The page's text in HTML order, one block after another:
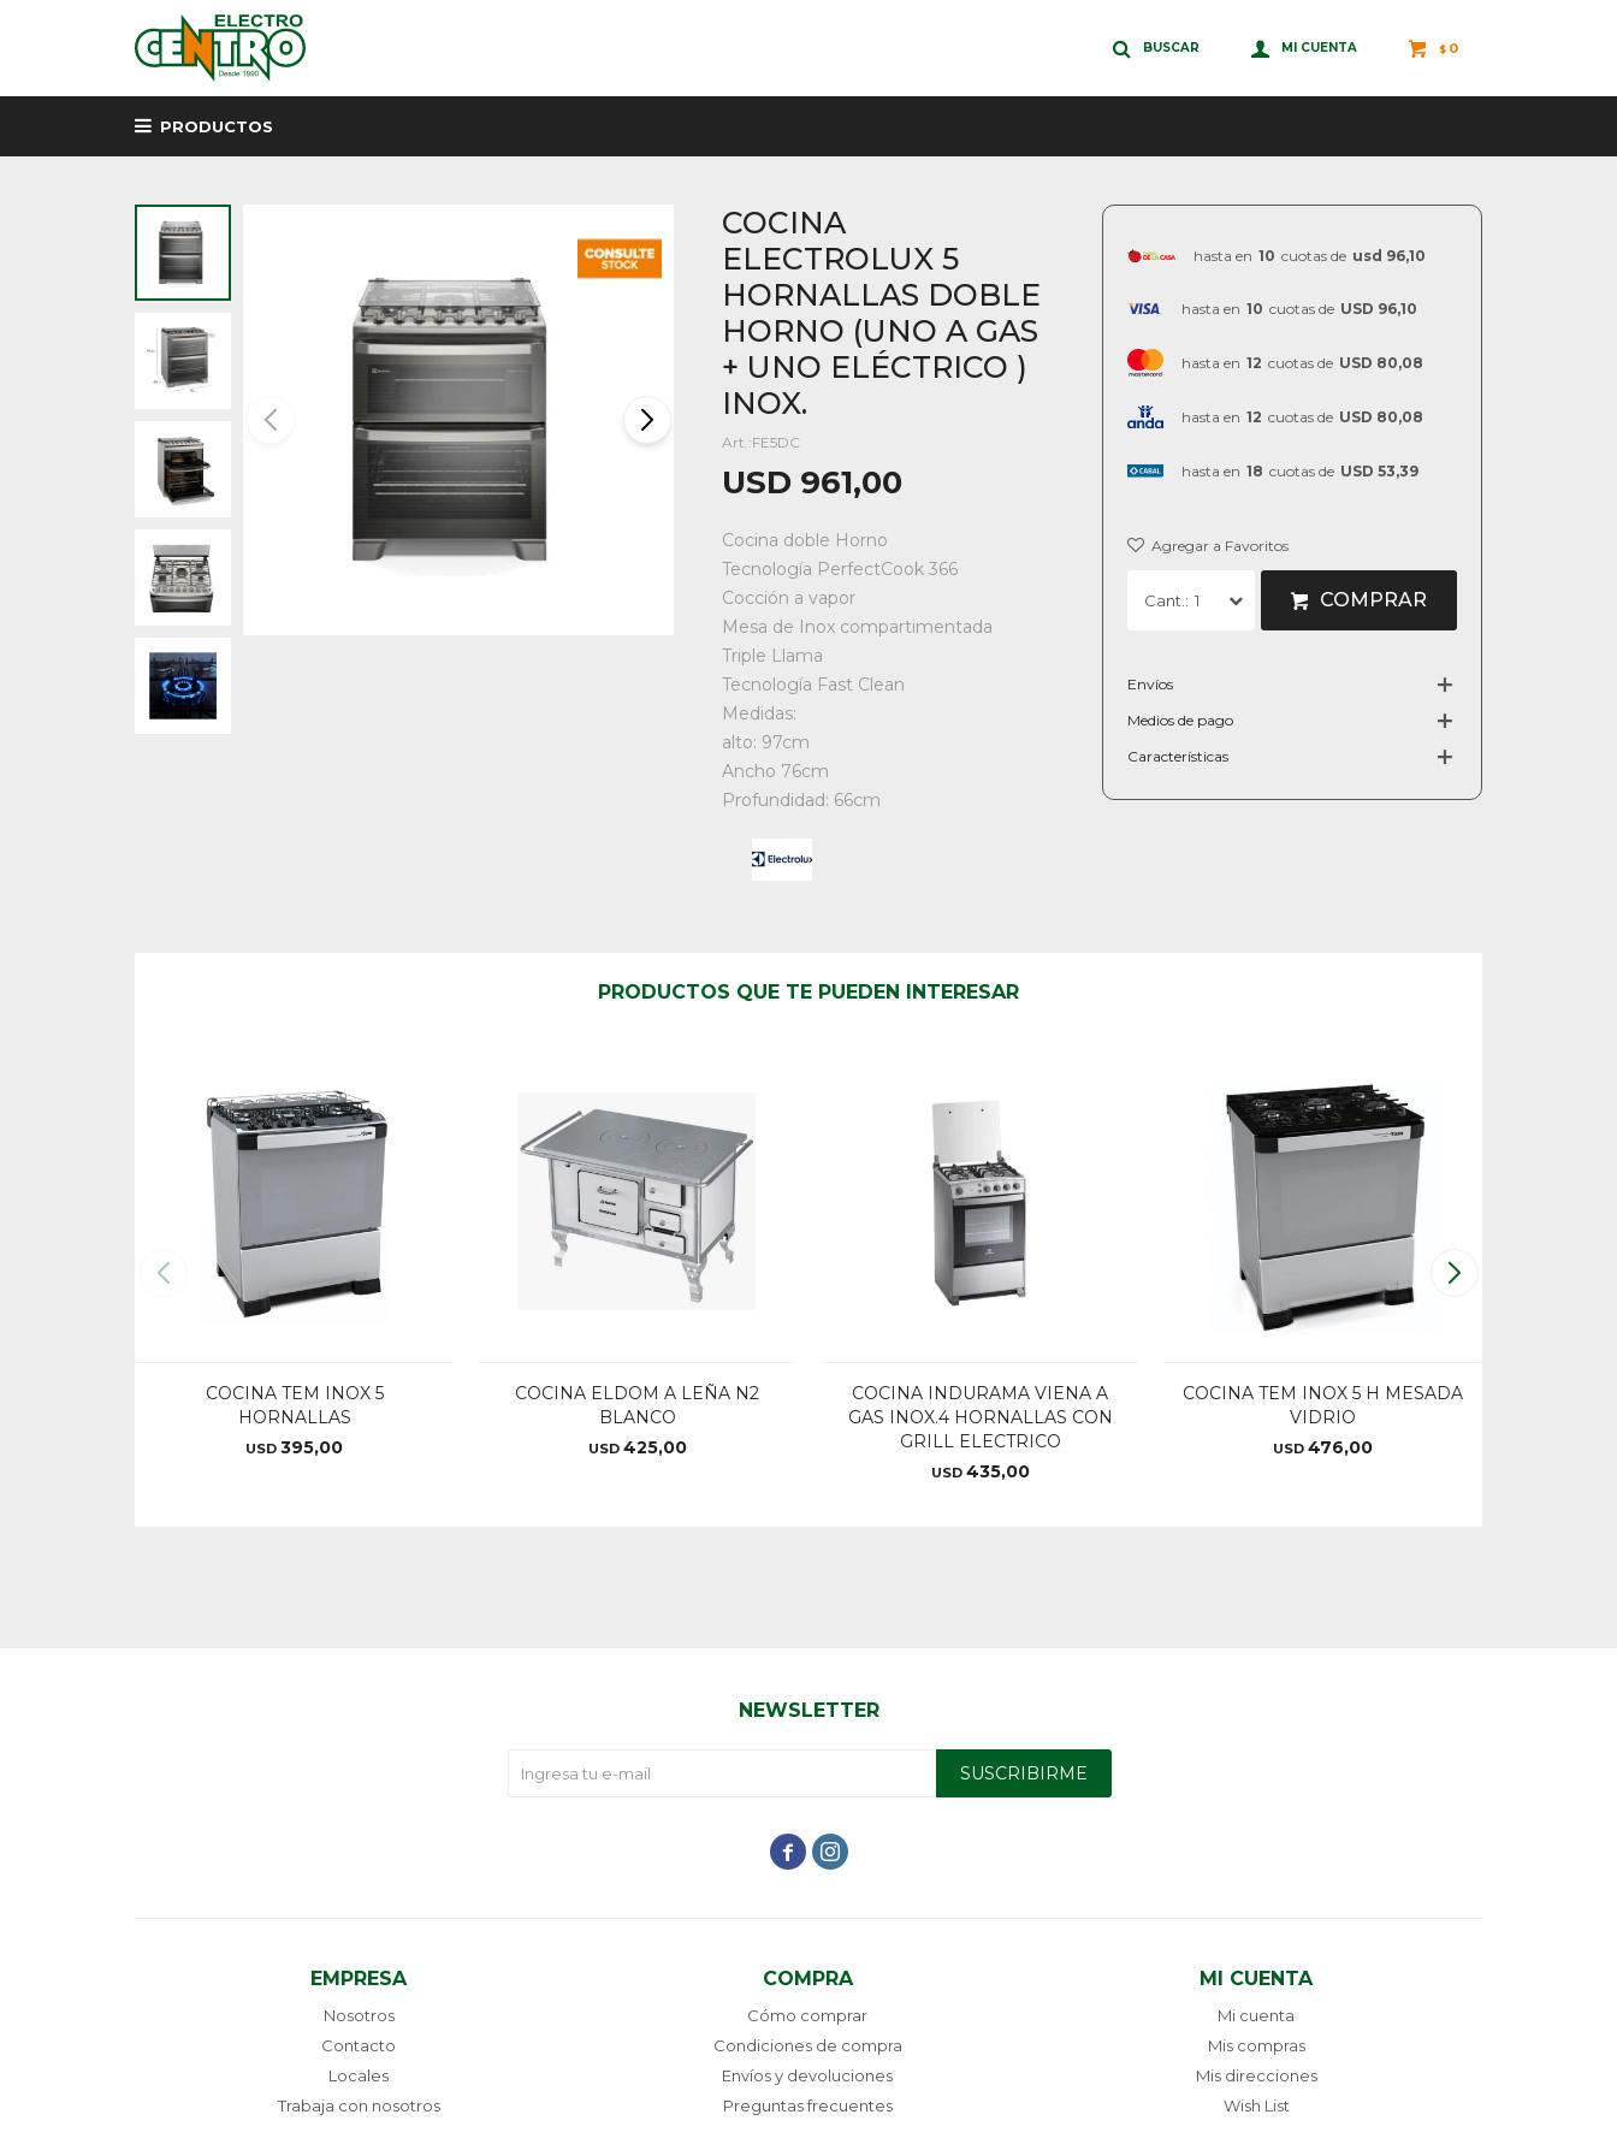
PRODUCTOS
$ 0
COCINA
ELECTROLUX 5
HORNALLAS DOBLE
HORNO (UNO A GAS
+ UNO ELÉCTRICO )
INOX.
FE5DC
USD 961,00
Cocina doble Horno
Tecnología PerfectCook 366
Cocción a vapor
Mesa de Inox compartimentada
Triple Llama
Tecnología Fast Clean
Medidas:
alto: 97cm
Ancho 76cm
Profundidad: 66cm
hasta en 10 cuotas de usd 96,10
hasta en 10 cuotas de USD 96,10
hasta en 12 cuotas de USD 80,08
hasta en 12 cuotas de USD 80,08
hasta en 18 cuotas de USD 53,39
1 COMPRAR
Envíos
Medios de pago
Características
PRODUCTOS QUE TE PUEDEN INTERESAR
COCINA TEM INOX 5
HORNALLAS
USD 395,00
COCINA ELDOM A LEÑA N2
BLANCO
USD 425,00
COCINA INDURAMA VIENA A
GAS INOX.4 HORNALLAS CON
GRILL ELECTRICO
USD 435,00
COCINA TEM INOX 5 H MESADA
VIDRIO
USD 476,00
EMPRESA
Nosotros
Contacto
Locales
Trabaja con nosotros
COMPRA
Cómo comprar
Condiciones de compra
Envíos y devoluciones
Preguntas frecuentes
MI CUENTA
Mi cuenta
Mis compras
Mis direcciones
Wish List
NEWSLETTER
SUSCRIBIRME
 